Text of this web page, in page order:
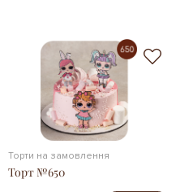
Торти на замовлення
Торт №650